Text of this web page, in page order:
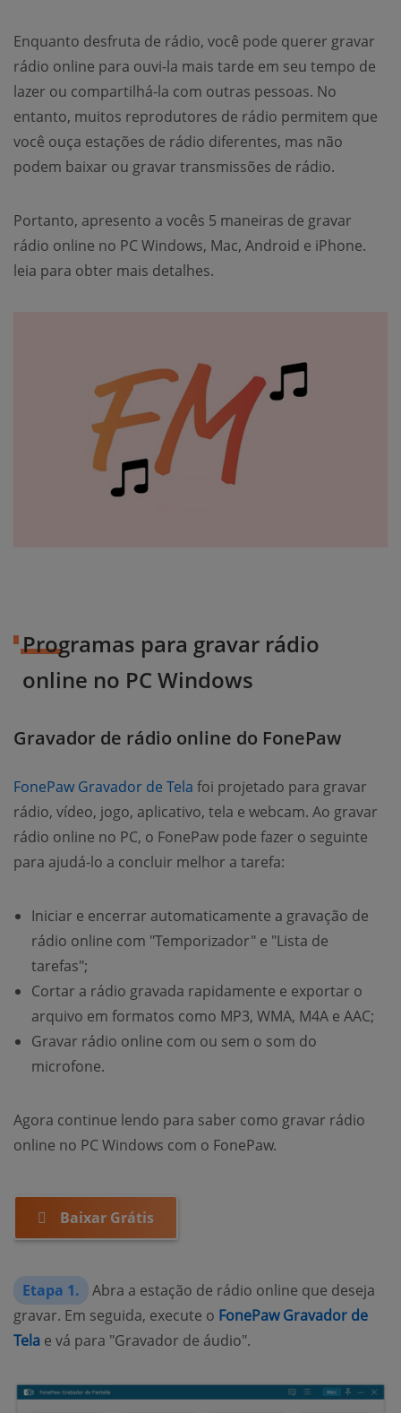
Enquanto desfruta de rádio, você pode querer gravar
rádio online para ouvi-la mais tarde em seu tempo de
lazer ou compartilhá-la com outras pessoas. No
entanto, muitos reprodutores de rádio permitem que
você ouça estações de rádio diferentes, mas não
podem baixar ou gravar transmissões de rádio.
Portanto, apresento a vocês 5 maneiras de gravar
rádio online no PC Windows, Mac, Android e iPhone.
leia para obter mais detalhes.
Programas para gravar rádio
online no PC Windows
Gravador de rádio online do FonePaw
FonePaw Gravador de Tela foi projetado para gravar
rádio, vídeo, jogo, aplicativo, tela e webcam. Ao gravar
rádio online no PC, o FonePaw pode fazer o seguinte
para ajudá-lo a concluir melhor a tarefa:
Iniciar e encerrar automaticamente a gravação de
rádio online com "Temporizador" e "Lista de
tarefas";
Cortar a rádio gravada rapidamente e exportar o
arquivo em formatos como MP3, WMA, M4A e AAC;
Gravar rádio online com ou sem o som do
microfone.
Agora continue lendo para saber como gravar rádio
online no PC Windows com o FonePaw.
Baixar Grátis
Etapa 1.
Abra a estação de rádio online que deseja
gravar. Em seguida, execute o FonePaw Gravador de
Tela e vá para "Gravador de áudio".